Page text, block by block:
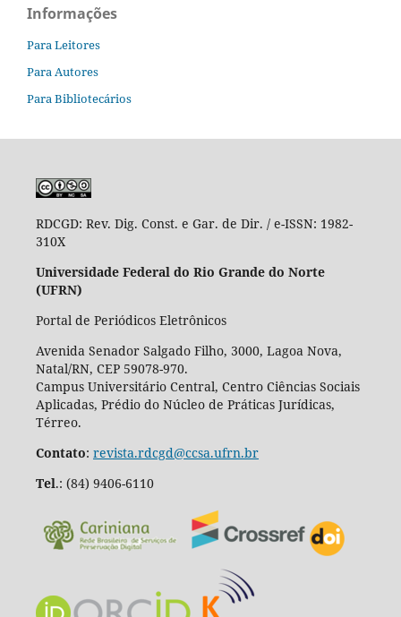
Informações
Para Leitores
Para Autores
Para Bibliotecários
RDCGD: Rev. Dig. Const. e Gar. de Dir. / e-ISSN: 1982-
310X
Universidade Federal do Rio Grande do Norte
(UFRN)
Portal de Periódicos Eletrônicos
Avenida Senador Salgado Filho, 3000, Lagoa Nova,
Natal/RN, CEP 59078-970.
Campus Universitário Central, Centro Ciências Sociais
Aplicadas, Prédio do Núcleo de Práticas Jurídicas,
Térreo.
Contato: revista.rdcgd@ccsa.ufrn.br
Tel.: (84) 9406-6110